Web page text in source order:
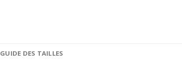
GUIDE DES TAILLES